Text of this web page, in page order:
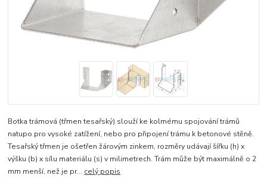
Botka trámová (třmen tesařský) slouží ke kolmému spojování trámů
natupo pro vysoké zatížení, nebo pro připojení trámu k betonové stěně.
Tesařský třmen je ošetřen žárovým zinkem, rozměry udávají šířku (h) x
výšku (b) x sílu materiálu (s) v milimetrech. Trám může být maximálně o 2
mm menší, než je pr... celý popis